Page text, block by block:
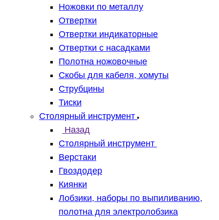
Ножовки по металлу
Отвертки
Отвертки индикаторные
Отвертки с насадками
Полотна ножовочные
Скобы для кабеля, хомуты
Струбцины
Тиски
Столярный инструмент
Назад
Столярный инструмент
Верстаки
Гвоздодер
Киянки
Лобзики, наборы по выпиливанию,
полотна для электролобзика